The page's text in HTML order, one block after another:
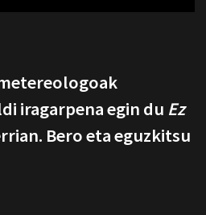
iragarpena egin du Ez
Bero eta eguzkitsu